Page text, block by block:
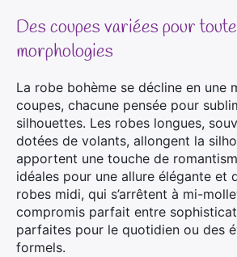
Des coupes variées pour
morphologies
La robe bohème se décline en une
coupes, chacune pensée pour
silhouettes. Les robes longues,
dotées de volants, allongent la
apportent une touche de
idéales pour une allure élégante et
robes midi, qui s’arrêtent à mi-
compromis parfait entre
parfaites pour le quotidien ou des
formels.